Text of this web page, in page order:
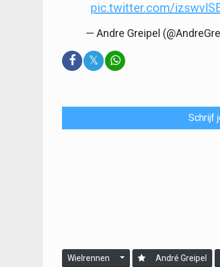
pic.twitter.com/
— Andre Greipel
𝕏
Schrijf
Wielrennen André Greipel